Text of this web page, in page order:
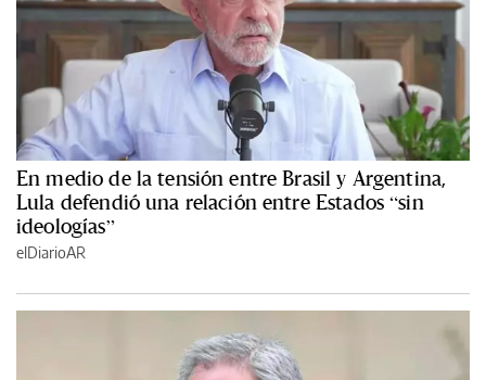
En medio de la tensión entre Brasil y Argentina,
Lula defendió una relación entre Estados “sin
ideologías”
elDiarioAR